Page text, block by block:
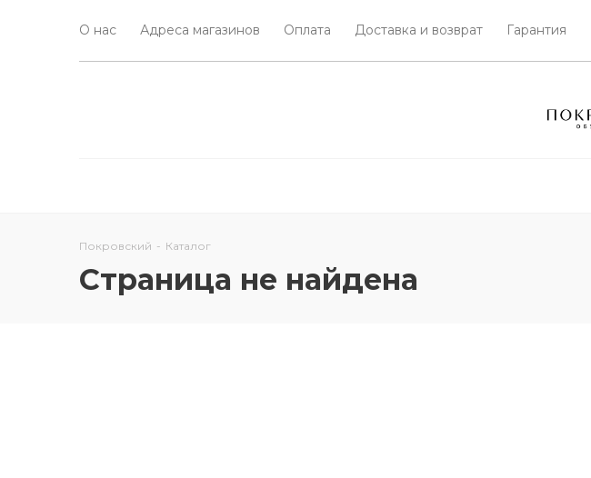
О нас Адреса магазинов Оплата Доставка и возврат Гарантия
Покровский - Каталог
Страница не найдена